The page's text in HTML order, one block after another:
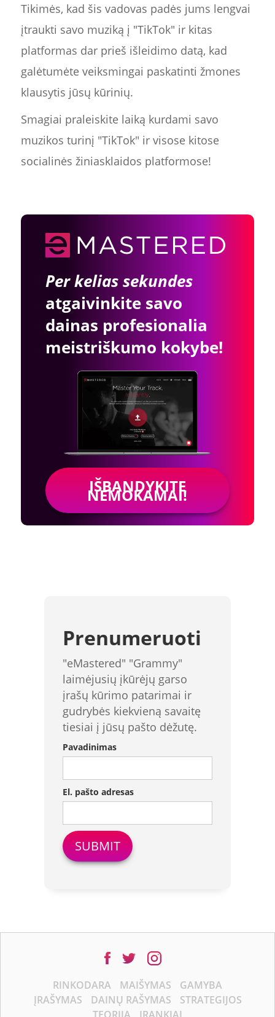
Tikimės, kad šis vadovas padės jums lengvai
įtraukti savo muziką į "TikTok" ir kitas
platformas dar prieš išleidimo datą, kad
galėtumėte veiksmingai paskatinti žmones
klausytis jūsų kūrinių.
Smagiai praleiskite laiką kurdami savo
muzikos turinį "TikTok" ir visose kitose
socialinės žiniasklaidos platformose!
Per kelias sekundes
atgaivinkite savo
dainas profesionalia
meistriškumo kokybe!
IŠBANDYKITE
NEMOKAMAI!
Prenumeruoti
"eMastered" "Grammy"
laimėjusių įkūrėjų garso
įrašų kūrimo patarimai ir
gudrybės kiekvieną savaitę
tiesiai į jūsų pašto dėžutę.
Pavadinimas
El. pašto adresas
RINKODARA MAIŠYMAS
GAMYBA
ĮRAŠYMAS
DAINŲ RAŠYMAS
STRATEGIJOS